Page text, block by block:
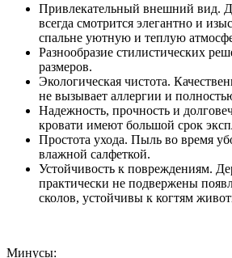
Привлекательный внешний вид.
всегда смотрится элегантно и
спальне уютную и теплую
Разнообразие стилистических
размеров.
Экологическая чистота.
не вызывает аллергии и
Надежность, прочность и
кровати имеют большой срок
Простота ухода. Пыль во время
влажной салфеткой.
Устойчивость к повреждениям.
практически не подвержены
сколов, устойчивы к когтям
Минусы: